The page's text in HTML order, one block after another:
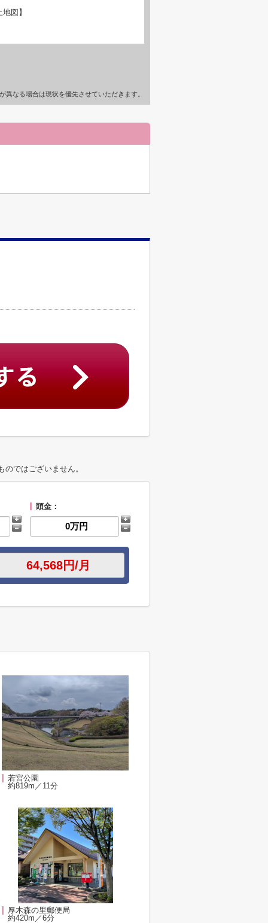
図】
なる場合は現状を優先させていただきます。
ではございません。
頭金：
若宮公園
約819m／11分
厚木森の里郵便局
約420m／6分